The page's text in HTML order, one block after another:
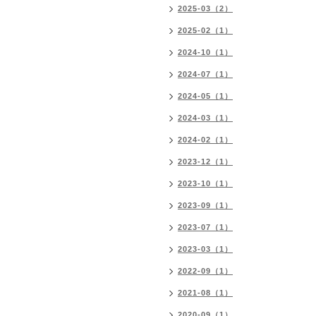
2025-03（2）
2025-02（1）
2024-10（1）
2024-07（1）
2024-05（1）
2024-03（1）
2024-02（1）
2023-12（1）
2023-10（1）
2023-09（1）
2023-07（1）
2023-03（1）
2022-09（1）
2021-08（1）